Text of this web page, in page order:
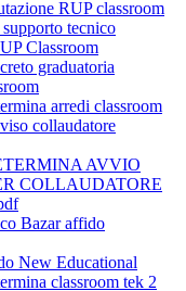
RUP classroom
tecnico
Classroom
graduatoria
arredi classroom
collaudatore
AVVIO
COLLAUDATORE
Bazar affido
New Educational
classroom tek 2